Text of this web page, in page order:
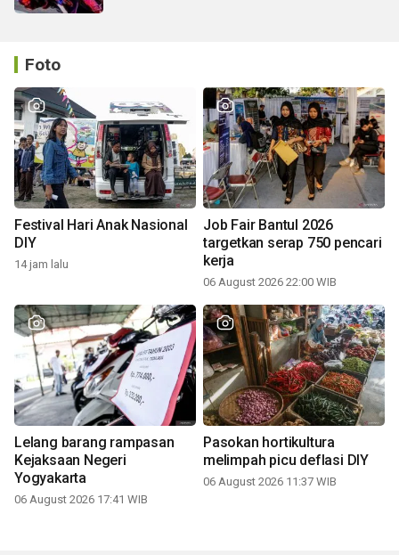
Foto
Festival Hari Anak Nasional
DIY
14 jam lalu
Job Fair Bantul 2026
targetkan serap 750 pencari
kerja
06 August 2026 22:00 WIB
Lelang barang rampasan
Kejaksaan Negeri
Yogyakarta
06 August 2026 17:41 WIB
Pasokan hortikultura
melimpah picu deflasi DIY
06 August 2026 11:37 WIB